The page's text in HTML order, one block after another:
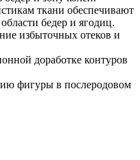
ткани обеспечивают
бедер и ягодиц.
избыточных отеков и
доработке контуров
фигуры в послеродовом